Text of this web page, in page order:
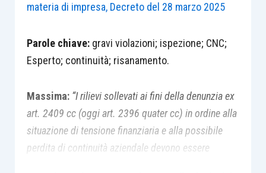
materia di impresa, Decreto del 28 marzo 2025
Parole chiave:gravi violazioni; ispezione; CNC;
Esperto; continuità; risanamento.
Massima: “I rilievi sollevati ai fini della denunzia ex
art. 2409 cc (oggi art. 2396 quater cc) in ordine alla
situazione di tensione finanziaria e alla possibile
perdita di continuità aziendale devono essere